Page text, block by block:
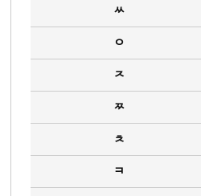
ㅆ
ㅇ
ㅈ
ㅉ
ㅊ
ㅋ